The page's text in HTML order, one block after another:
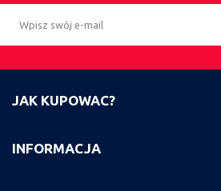
JAK KUPOWAC?
INFORMACJA